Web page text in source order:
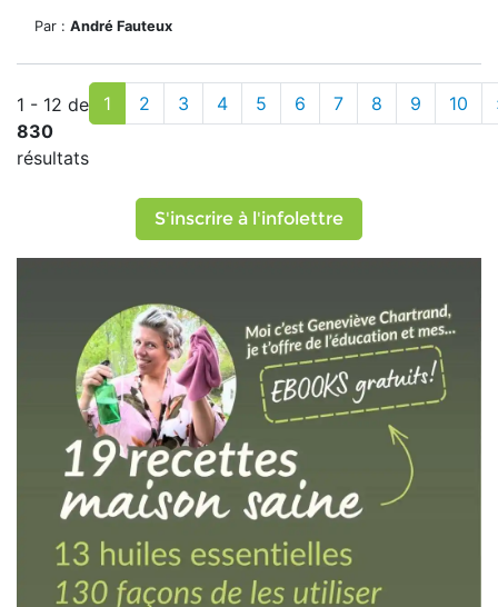
Par : André Fauteux
1 - 12 de
830
résultats
1 2 3 4 5 6 7 8 9 10
S'inscrire à l'infolettre